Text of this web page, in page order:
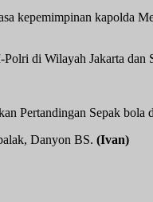
kepemimpinan kapolda
di Wilayah Jakarta dan
Pertandingan Sepak bola
Danyon BS. (Ivan)